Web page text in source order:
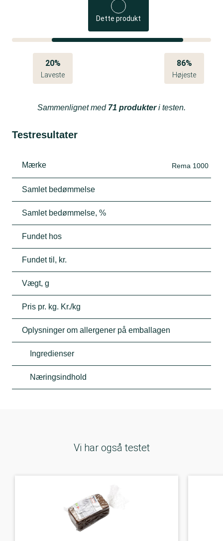
Dette produkt
20%
Laveste
86%
Højeste
Sammenlignet med 71 produkteri testen.
Testresultater
Mærke Rema 1000
Samlet bedømmelse
Samlet bedømmelse, %
Fundet hos
Fundet til, kr.
Vægt, g
Pris pr. kg. Kr./kg
Oplysninger om allergener på emballagen
Ingredienser
Næringsindhold
Vi har også testet